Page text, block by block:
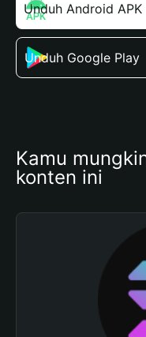
Unduh Android APK
Unduh Google Play
Kamu
konten ini